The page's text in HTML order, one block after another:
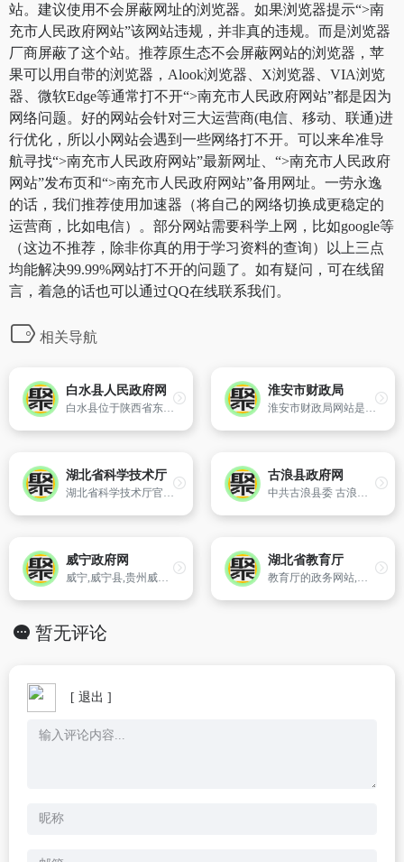
站。建议使用不会屏蔽网址的浏览器。如果浏览器提示“>南
充市人民政府网站”该网站违规，并非真的违规。而是浏览器
厂商屏蔽了这个站。推荐原生态不会屏蔽网站的浏览器，苹
果可以用自带的浏览器，Alook浏览器、X浏览器、VIA浏览
器、微软Edge等通常打不开“>南充市人民政府网站”都是因为
网络问题。好的网站会针对三大运营商(电信、移动、联通)进
行优化，所以小网站会遇到一些网络打不开。可以来牟准导
航寻找“>南充市人民政府网站”最新网址、“>南充市人民政府
网站”发布页和“>南充市人民政府网站”备用网址。一劳永逸
的话，我们推荐使用加速器（将自己的网络切换成更稳定的
运营商，比如电信）。部分网站需要科学上网，比如google等
（这边不推荐，除非你真的用于学习资料的查询）以上三点
均能解决99.99%网站打不开的问题了。如有疑问，可在线留
言，着急的话也可以通过QQ在线联系我们。
相关导航
白水县人民政府网
白水县位于陕西省东北部,处于关中平原与陕北高原的过渡地带,东隔澄城县,南接蒲城县,西接铜川市,北邻延安市。全县国土面积986平方公里,下辖7镇1街道办,124个行政村,总人口30万。白水县因境内白水河得名,建制距今2300余年,素有“四圣故里”之美誉——仓颉造字开华夏文化之先河,杜康造酒始中华酿酒之滥觞
淮安市财政局
淮安市财政局网站是淮安市财政局政府公开、在线服务的平台。内容包含财政信息、业务专栏、业务指引、网上办事等。
湖北省科学技术厅
湖北省科学技术厅官方网站
古浪县政府网
中共古浪县委 古浪县人民政府网站
威宁政府网
威宁,威宁县,贵州威宁,威宁彝族回族苗族自治县人民政府门户网站,威宁自治县
湖北省教育厅
教育厅的政务网站,提供教育动态、机构设置、教育法规、办事指南、本厅文件、招生考试等。
暂无评论
[ 退出 ]